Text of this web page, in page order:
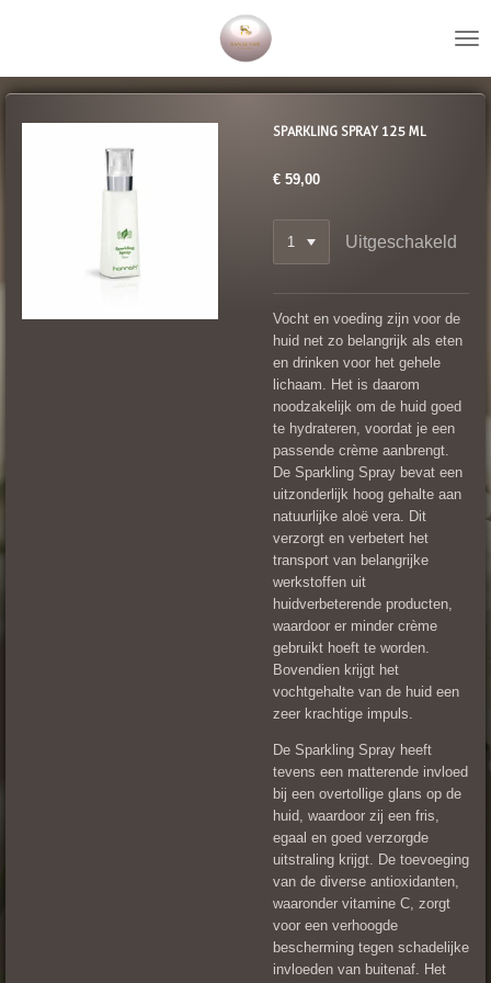
de
SPARKLING SPRAY 125 ML
€ 59,00
Uitgeschakeld
Vocht en voeding zijn voor de
huid net zo belangrijk als eten
en drinken voor het gehele
lichaam. Het is daarom
noodzakelijk om de huid goed
te hydrateren, voordat je een
passende crème aanbrengt.
De Sparkling Spray bevat een
uitzonderlijk hoog gehalte aan
natuurlijke aloë vera. Dit
verzorgt en verbetert het
transport van belangrijke
werkstoffen uit
huidverbeterende producten,
waardoor er minder crème
gebruikt hoeft te worden.
Bovendien krijgt het
vochtgehalte van de huid een
zeer krachtige impuls.
De Sparkling Spray heeft
tevens een matterende invloed
bij een overtollige glans op de
huid, waardoor zij een fris,
egaal en goed verzorgde
uitstraling krijgt. De toevoeging
van de diverse antioxidanten,
waaronder vitamine C, zorgt
voor een verhoogde
bescherming tegen schadelijke
invloeden van buitenaf. Het